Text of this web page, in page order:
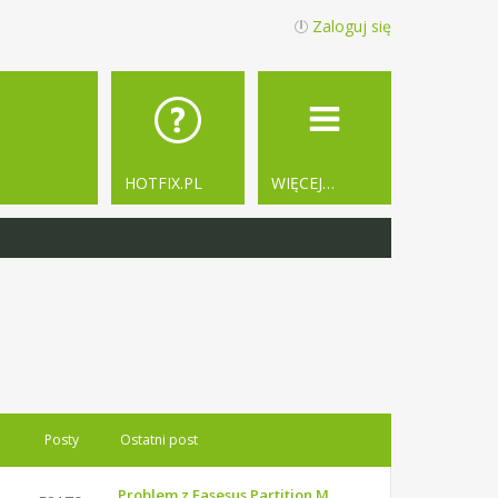
Zaloguj się
WIĘCEJ…
HOTFIX.PL
Posty Ostatni post